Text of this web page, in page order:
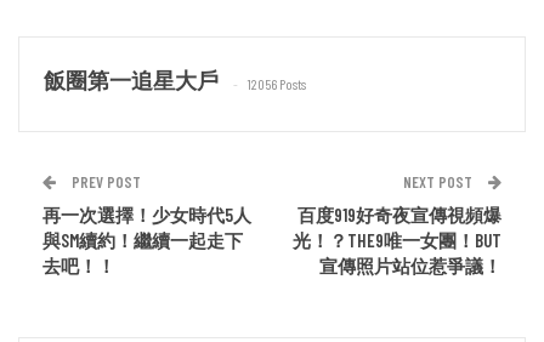
飯圈第一追星大戶 12056 Posts
PREV POST
再一次選擇！少女時代5人
與SM續約！繼續一起走下
去吧！！
NEXT POST
百度919好奇夜宣傳視頻爆
光！？THE9唯一女團！BUT
宣傳照片站位惹爭議！